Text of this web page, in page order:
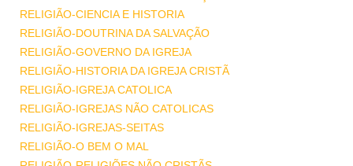
RELIGIÃO-CIENCIA E HISTORIA
RELIGIÃO-DOUTRINA DA SALVAÇÃO
RELIGIÃO-GOVERNO DA IGREJA
RELIGIÃO-HISTORIA DA IGREJA CRISTÃ
RELIGIÃO-IGREJA CATOLICA
RELIGIÃO-IGREJAS NÃO CATOLICAS
RELIGIÃO-IGREJAS-SEITAS
RELIGIÃO-O BEM O MAL